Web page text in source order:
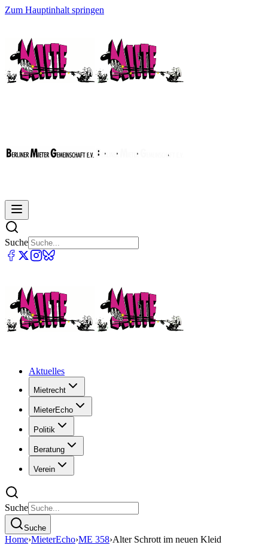
Zum Hauptinhalt springen
Suche
Aktuelles
Mietrecht
MieterEcho
Politik
Beratung
Verein
Suche
Suche
Home›MieterEcho›ME 358›Alter Schrott im neuen Kleid